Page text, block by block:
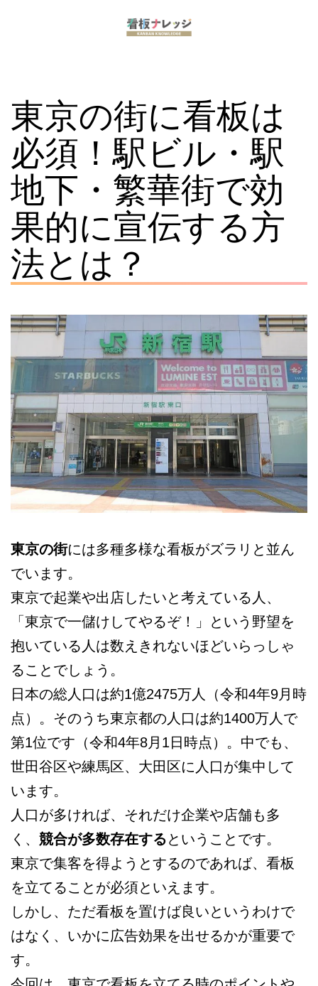
ツ
へ
ス
キ
ッ
プ
ナ
レ
ッ
ジ
東京の街に看板は
必須！駅ビル・駅
地下・繁華街で効
果的に宣伝する方
法とは？
東京の街には多種多様な看板がズラリと並ん
でいます。
東京で起業や出店したいと考えている人、
「東京で一儲けしてやるぞ！」という野望を
抱いている人は数えきれないほどいらっしゃ
ることでしょう。
日本の総人口は約1億2475万人（令和4年9月時
点）。そのうち東京都の人口は約1400万人で
第1位です（令和4年8月1日時点）。中でも、
世田谷区や練馬区、大田区に人口が集中して
います。
人口が多ければ、それだけ企業や店舗も多
く、 競合が多数存在するということです。
東京で集客を得ようとするのであれば、看板
を立てることが必須といえます。
しかし、ただ看板を置けば良いというわけで
はなく、いかに広告効果を出せるかが重要で
す。